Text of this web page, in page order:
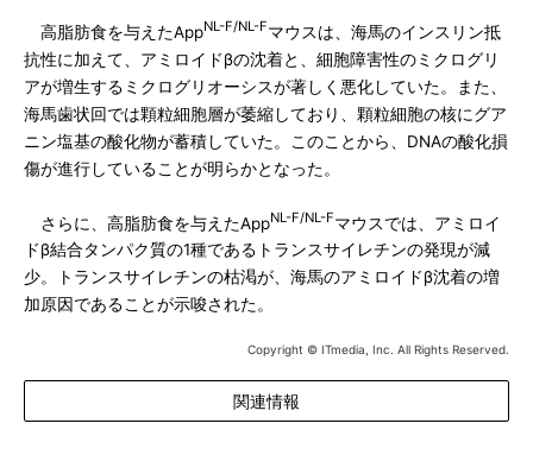
高脂肪食を与えたAppNL-F/NL-Fマウスは、海馬のインスリン抵
抗性に加えて、アミロイドβの沈着と、細胞障害性のミクログリ
アが増生するミクログリオーシスが著しく悪化していた。また、
海馬歯状回では顆粒細胞層が萎縮しており、顆粒細胞の核にグア
ニン塩基の酸化物が蓄積していた。このことから、DNAの酸化損
傷が進行していることが明らかとなった。
さらに、高脂肪食を与えたAppNL-F/NL-Fマウスでは、アミロイ
ドβ結合タンパク質の1種であるトランスサイレチンの発現が減
少。トランスサイレチンの枯渇が、海馬のアミロイドβ沈着の増
加原因であることが示唆された。
Copyright © ITmedia, Inc. All Rights Reserved.
関連情報